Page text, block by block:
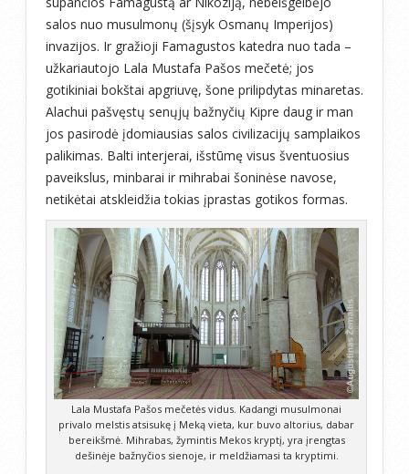
salos nuo musulmonų (šįsyk Osmanų Imperijos)
invazijos. Ir gražioji Famagustos katedra nuo tada –
užkariautojo Lala Mustafa Pašos mečetė; jos
gotikiniai bokštai apgriuvę, šone prilipdytas minaretas.
Alachui pašvęstų senųjų bažnyčių Kipre daug ir man
jos pasirodė įdomiausias salos civilizacijų samplaikos
palikimas. Balti interjerai, išstūmę visus šventuosius
paveikslus, minbarai ir mihrabai šoninėse navose,
netikėtai atskleidžia tokias įprastas gotikos formas.
Lala Mustafa Pašos mečetės vidus. Kadangi musulmonai
privalo melstis atsisukę į Meką vieta, kur buvo altorius, dabar
bereikšmė. Mihrabas, žymintis Mekos kryptį, yra įrengtas
dešinėje bažnyčios sienoje, ir meldžiamasi ta kryptimi.